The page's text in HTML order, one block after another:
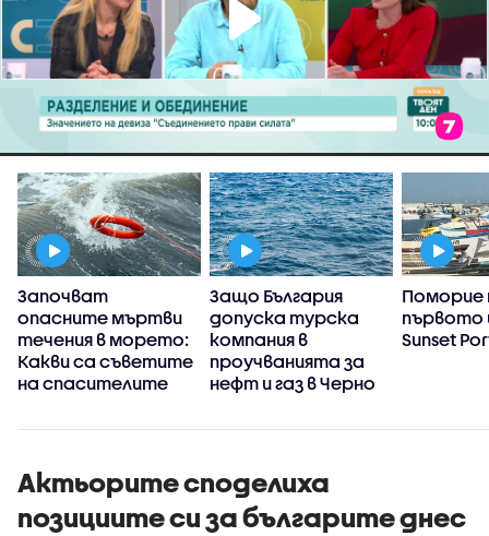
Започват
опасните мъртви
течения в морето:
Какви са съветите
на спасителите
Защо България
допуска турска
компания в
проучванията за
нефт и газ в Черно
първото
Sunset
Актьорите споделиха
позициите си за българите днес